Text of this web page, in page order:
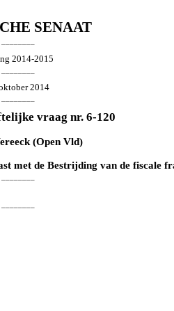
SENAAT
2014-2015
2014
vraag nr. 6-120
(Open Vld)
met de Bestrijding van de fiscale